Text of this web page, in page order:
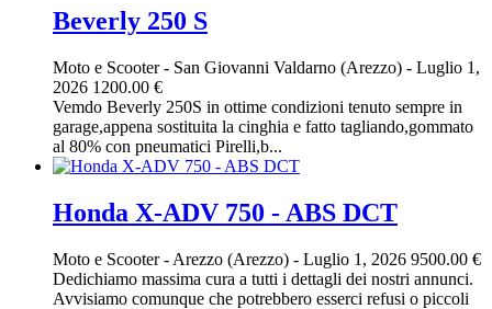
Beverly 250 S
Moto e Scooter- San Giovanni Valdarno (Arezzo) - Luglio 1,
2026 1200.00 €
Vemdo Beverly 250S in ottime condizioni tenuto sempre in
garage,appena sostituita la cinghia e fatto tagliando,gommato
al 80% con pneumatici Pirelli,b...
Honda X-ADV 750 - ABS DCT
Moto e Scooter- Arezzo (Arezzo) - Luglio 1, 2026 9500.00 €
Dedichiamo massima cura a tutti i dettagli dei nostri annunci.
Avvisiamo comunque che potrebbero esserci refusi o piccoli